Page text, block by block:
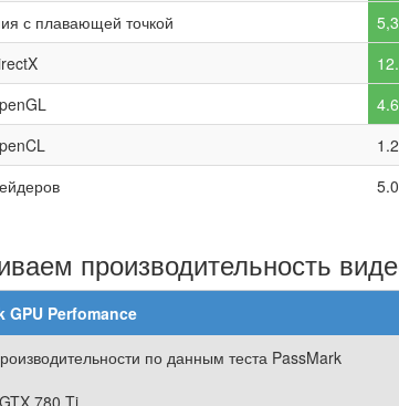
с плавающей точкой
4.6
1.2
5.0
производительность
GPU Perfomance
по данным теста PassMark
780 Ti